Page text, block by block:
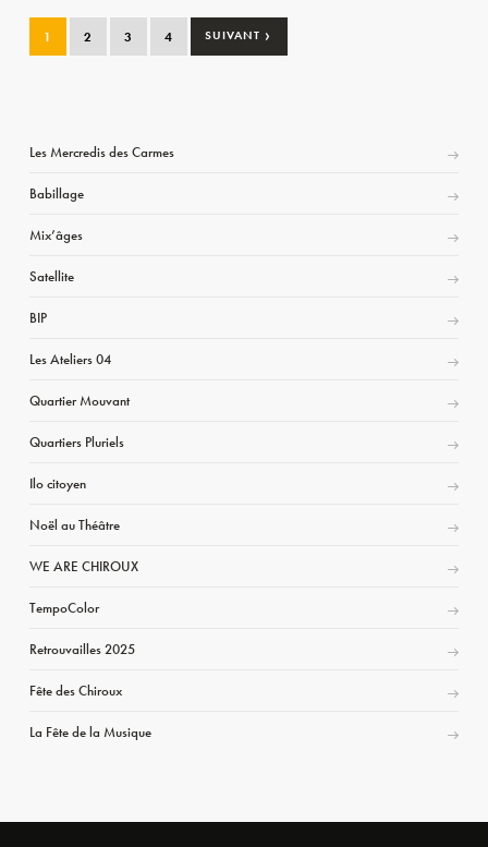
1 2 3 4 SUIVANT ›
Les Mercredis des Carmes
Babillage
Mix’âges
Satellite
BIP
Les Ateliers 04
Quartier Mouvant
Quartiers Pluriels
Ilo citoyen
Noël au Théâtre
WE ARE CHIROUX
TempoColor
Retrouvailles 2025
Fête des Chiroux
La Fête de la Musique